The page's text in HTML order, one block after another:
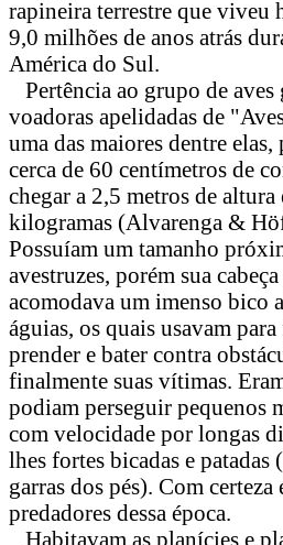
rapineira terrestre que viveu
9,0 milhões de anos atrás
América do Sul.
Pertência ao grupo de aves
voadoras apelidadas de
uma das maiores dentre
cerca de 60 centímetros de
chegar a 2,5 metros de altura
kilogramas (Alvarenga &
Possuíam um tamanho
avestruzes, porém sua
acomodava um imenso bico
águias, os quais usavam
prender e bater contra
finalmente suas vítimas.
podiam perseguir pequenos
com velocidade por longas
lhes fortes bicadas e patadas
garras dos pés). Com
predadores dessa época.
Habitavam as planícies e